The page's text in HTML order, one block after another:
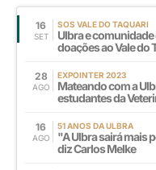
16
SET
SOS VALE DO TAQUARI
Ulbra e
doações ao Vale do
28
AGO
EXPOINTER 2023
Mateando com a
estudantes da
16
AGO
51 ANOS DA ULBRA
"A Ulbra sairá mais
diz Carlos Melke